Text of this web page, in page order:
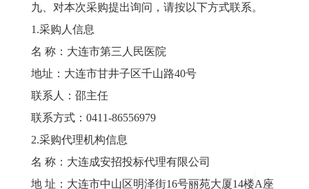
九、对本次采购提出询问，请按以下方式联系。
1.采购人信息
名 称：大连市第三人民医院
地址：大连市甘井子区千山路40号
联系人：邵主任
联系方式：0411-86556979
2.采购代理机构信息
名 称：大连成安招投标代理有限公司
地 址：大连市中山区明泽街16号丽苑大厦14楼A座